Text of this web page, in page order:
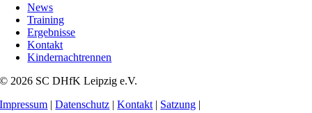
News
Training
Ergebnisse
Kontakt
Kindernachtrennen
© 2026 SC DHfK Leipzig e.V.
Impressum |Datenschutz |Kontakt | Satzung |